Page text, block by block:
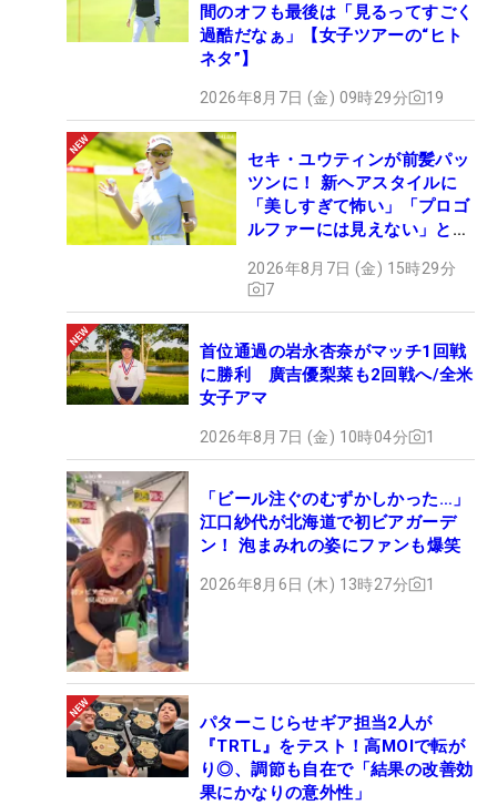
間のオフも最後は「見るってすごく
過酷だなぁ」【女子ツアーの“ヒト
ネタ”】
2026年8月7日 (金) 09時29分 19
セキ・ユウティンが前髪パッ
ツンに！ 新ヘアスタイルに
「美しすぎて怖い」「プロゴ
ルファーには見えない」とコ
2026年8月7日 (金) 15時29分
7
首位通過の岩永杏奈がマッチ1回戦
に勝利 廣吉優梨菜も2回戦へ/全米
女子アマ
2026年8月7日 (金) 10時04分 1
「ビール注ぐのむずかしかった…」
江口紗代が北海道で初ビアガーデ
ン！ 泡まみれの姿にファンも爆笑
2026年8月6日 (木) 13時27分 1
パターこじらせギア担当2人が
『TRTL』をテスト！高MOIで転が
り◎、調節も自在で「結果の改善効
果にかなりの意外性」